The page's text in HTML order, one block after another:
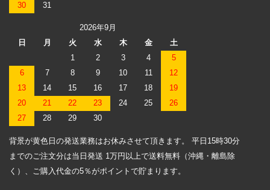
30
31
2026年9月
日
月 火 水 木 金
土
1
2 3 4
5
6
7 8 9 10 11
12
13
14 15 16 17 18
19
20
21 22 23 24 25
26
27
28 29 30
背景が黄色日の発送業務はお休みさせて頂きます。 平日15時30分
までのご注文分は当日発送 1万円以上で送料無料（沖縄・離島除
く）、ご購入代金の5％がポイントで貯まります。